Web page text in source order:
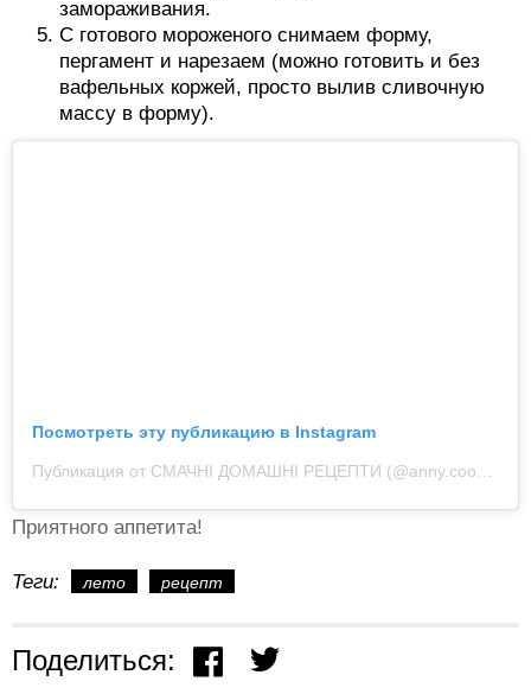
замораживания.
С готового мороженого снимаем форму,
пергамент и нарезаем (можно готовить и без
вафельных коржей, просто вылив сливочную
массу в форму).
Посмотреть эту публикацию в Instagram
Приятного аппетита!
Теги: лето рецепт
Поделиться: